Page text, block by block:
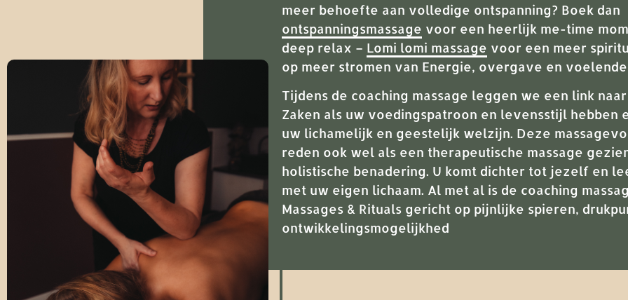
meer behoefte aan volledige ontspanning? Boek dan
ontspanningsmassage voor een heerlijk me-time
deep relax – Lomi lomi massage voor een meer
op meer stromen van Energie, overgave en
Tijdens de coaching massage leggen we een link
Zaken als uw voedingspatroon en levensstijl hebben
uw lichamelijk en geestelijk welzijn. Deze
reden ook wel als een therapeutische massage
holistische benadering. U komt dichter tot jezelf en
met uw eigen lichaam. Al met al is de coaching
Massages & Rituals gericht op pijnlijke spieren,
ontwikkelingsmogelijkhed